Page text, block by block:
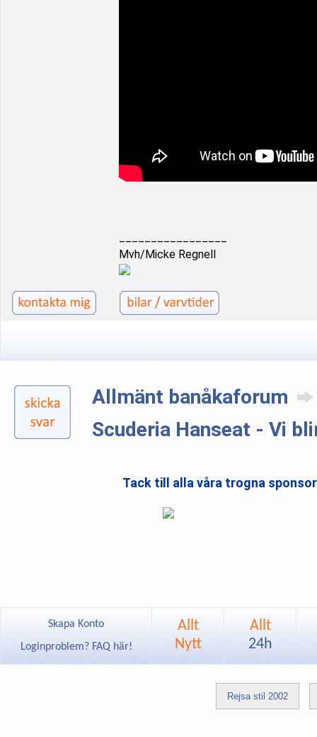
Mvh/Micke Regnell
Allmänt banåkaforum
Scuderia Hanseat - Vi
Tack till alla våra trogna
Skapa Konto
Loginproblem? FAQ här!
Allt
Nytt
Allt
24h
Rejsa stil 2002